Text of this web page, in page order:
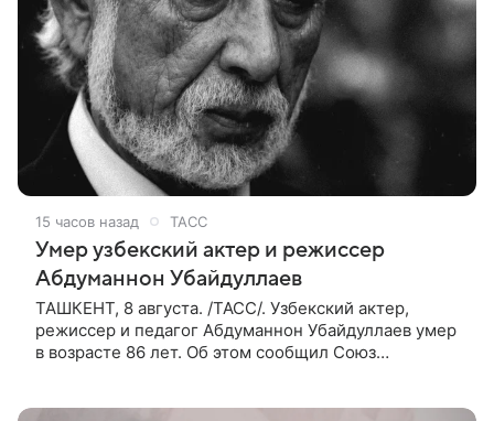
15 часов назад ТАСС
Умер узбекский актер и режиссер
Абдуманнон Убайдуллаев
ТАШКЕНТ, 8 августа. /ТАСС/. Узбекский актер,
режиссер и педагог Абдуманнон Убайдуллаев умер
в возрасте 86 лет. Об этом сообщил Союз